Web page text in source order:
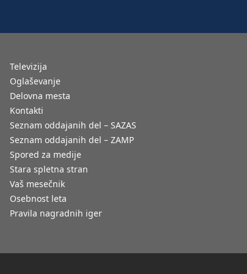
Televizija
Oglaševanje
Delovna mesta
Kontakti
Seznam oddajanih del – SAZAS
Seznam oddajanih del – ZAMP
Spored za medije
Stara spletna stran
Vaš mesečnik
Osebnost leta
Pravila nagradnih iger